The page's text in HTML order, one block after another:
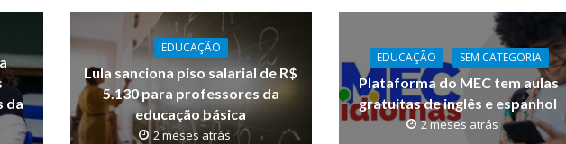
da
EDUCAÇÃO
Lula sanciona piso salarial de R$
5.130 para professores da
educação básica
2 meses atrás
EDUCAÇÃO SEM CATEGORIA
Plataforma do MEC tem aulas
gratuitas de inglês e espanhol
2 meses atrás